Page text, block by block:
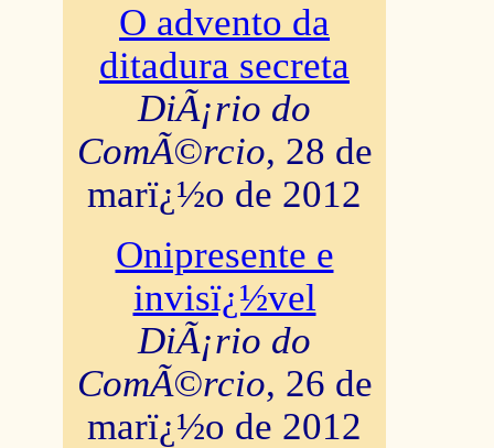
O advento da
ditadura secreta
DiÃ¡rio do
ComÃ©rcio, 28 de
marï¿½o de 2012
Onipresente e
invisï¿½vel
DiÃ¡rio do
ComÃ©rcio, 26 de
marï¿½o de 2012